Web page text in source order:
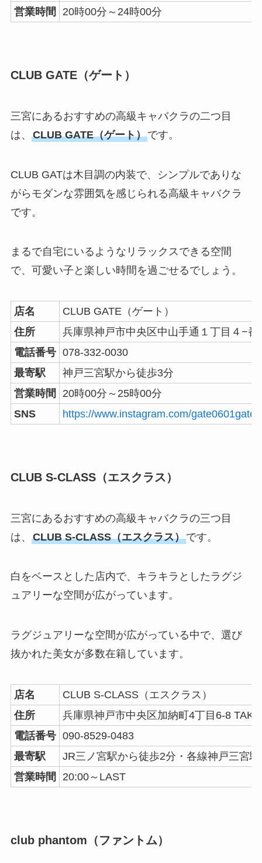
営業時間
20時00分～24時00分
CLUB GATE（ゲート）
三宮にあるおすすめの高級キャバクラの二つ目
は、 CLUB GATE（ゲート）です。
CLUB GATは木目調の内装で、シンプルでありな
がらモダンな雰囲気を感じられる高級キャバクラ
です。
まるで自宅にいるようなリラックスできる空間
で、可愛い子と楽しい時間を過ごせるでしょう。
店名
CLUB GATE（ゲート）
住所
兵庫県神戸市中央区中山手通１丁目４−
電話番号 078-332-0030
最寄駅
神戸三宮駅から徒歩3分
営業時間
20時00分～25時00分
SNS
https://www.instagram.com/gate0601gate/
CLUB S-CLASS（エスクラス）
三宮にあるおすすめの高級キャバクラの三つ目
は、 CLUB S-CLASS（エスクラス）です。
白をベースとした店内で、キラキラとしたラグジ
ュアリーな空間が広がっています。
ラグジュアリーな空間が広がっている中で、選び
抜かれた美女が多数在籍しています。
店名
CLUB S-CLASS（エスクラス）
住所
兵庫県神戸市中央区加納町4丁目6-8
電話番号 090-8529-0483
最寄駅
JR三ノ宮駅から徒歩2分・各線神戸三宮
営業時間
20:00～LAST
club phantom（ファントム）